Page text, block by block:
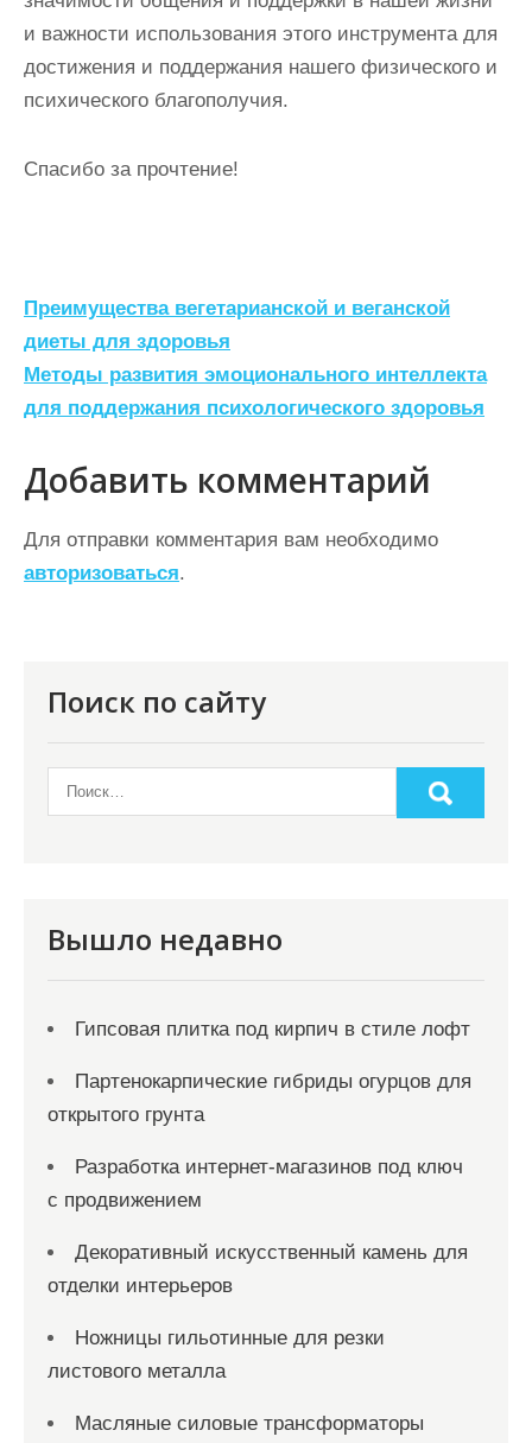
и важности использования этого инструмента для
достижения и поддержания нашего физического и
психического благополучия.
Спасибо за прочтение!
Н
а
в
и
г
а
ц
и
м
Преимущества вегетарианской и веганской
диеты для здоровья
Методы развития эмоционального интеллекта
для поддержания психологического здоровья
Добавить комментарий
Для отправки комментария вам необходимо
авторизоваться.
Поиск по сайту
Вышло недавно
Гипсовая плитка под кирпич в стиле лофт
Партенокарпические гибриды огурцов для
открытого грунта
Разработка интернет-магазинов под ключ
с продвижением
Декоративный искусственный камень для
отделки интерьеров
Ножницы гильотинные для резки
листового металла
Масляные силовые трансформаторы